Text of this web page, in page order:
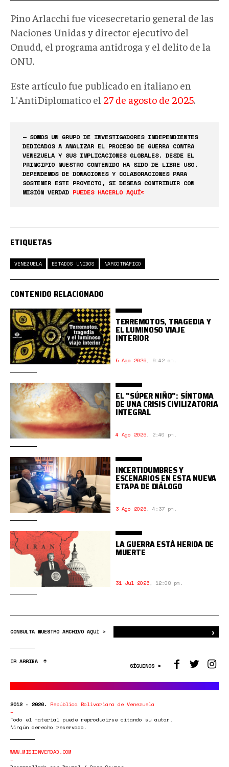
Pino Arlacchi fue vicesecretario general de las
Naciones Unidas y director ejecutivo del
Onudd, el programa antidroga y el delito de la
ONU.
Este artículo fue publicado en italiano en
L'AntiDiplomatico el 27 de agosto de 2025.
— SOMOS UN GRUPO DE INVESTIGADORES INDEPENDIENTES
DEDICADOS A ANALIZAR EL PROCESO DE GUERRA CONTRA
VENEZUELA Y SUS IMPLICACIONES GLOBALES. DESDE EL
PRINCIPIO NUESTRO CONTENIDO HA SIDO DE LIBRE USO.
DEPENDEMOS DE DONACIONES Y COLABORACIONES PARA
SOSTENER ESTE PROYECTO, SI DESEAS CONTRIBUIR CON
MISIÓN VERDAD PUEDES HACERLO AQUÍ<
ETIQUETAS
VENEZUELA ESTADOS UNIDOS NARCOTRÁFICO
CONTENIDO RELACIONADO
TERREMOTOS, TRAGEDIA Y
EL LUMINOSO VIAJE
INTERIOR
5 Ago 2026, 9:42 am.
EL "SÚPER NIÑO": SÍNTOMA
DE UNA CRISIS CIVILIZATORIA
INTEGRAL
4 Ago 2026, 2:40 pm.
INCERTIDUMBRES Y
ESCENARIOS EN ESTA NUEVA
ETAPA DE DIÁLOGO
3 Ago 2026, 4:37 pm.
LA GUERRA ESTÁ HERIDA DE
MUERTE
31 Jul 2026, 12:08 pm.
CONSULTA NUESTRO ARCHIVO AQUÍ > ›
IR ARRIBA
SÍGUENOS >
2012 - 2020. República Bolivariana de Venezuela
Todo el material puede reproducirse citando su autor.
Ningún derecho reservado.
WWW.MISIONVERDAD.COM